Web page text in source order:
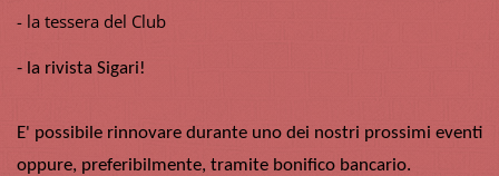
- la tessera del Club
- la rivista Sigari!
E' possibile rinnovare durante uno dei nostri prossimi eventi
oppure, preferibilmente, tramite bonifico bancario.